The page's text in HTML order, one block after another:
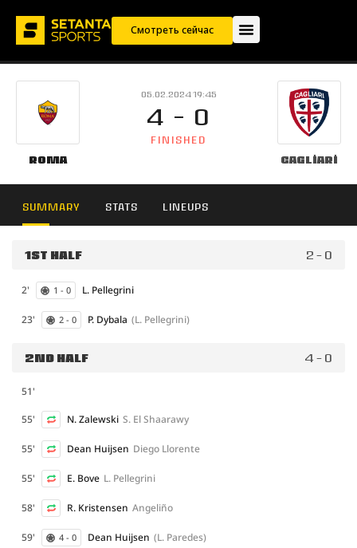
Смотреть сейчас
Roma
05.02.2024 19:45
4 - 0
FINISHED
Cagliari
SUMMARY STATS LINEUPS
1ST HALF 2 - 0
2' 1 - 0 L. Pellegrini
23' 2 - 0 P. Dybala (L. Pellegrini)
2ND HALF 4 - 0
51'
55' N. Zalewski S. El Shaarawy
55' Dean Huijsen Diego Llorente
55' E. Bove L. Pellegrini
58' R. Kristensen Angeliño
59' 4 - 0 Dean Huijsen (L. Paredes)